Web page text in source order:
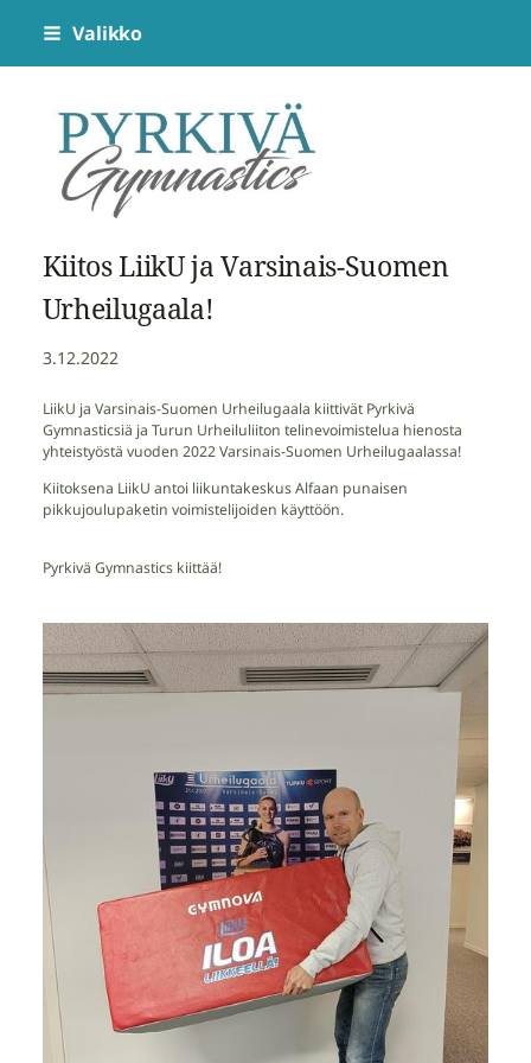
Siirry
sivun
sisältöön
Valikko
Pyrkivä Gymnastics
Kiitos LiikU ja Varsinais-Suomen
Urheilugaala!
3.12.2022
LiikU ja Varsinais-Suomen Urheilugaala kiittivät Pyrkivä
Gymnasticsiä ja Turun Urheiluliiton telinevoimistelua hienosta
yhteistyöstä vuoden 2022 Varsinais-Suomen Urheilugaalassa!
Kiitoksena LiikU antoi liikuntakeskus Alfaan punaisen
pikkujoulupaketin voimistelijoiden käyttöön.
Pyrkivä Gymnastics kiittää!